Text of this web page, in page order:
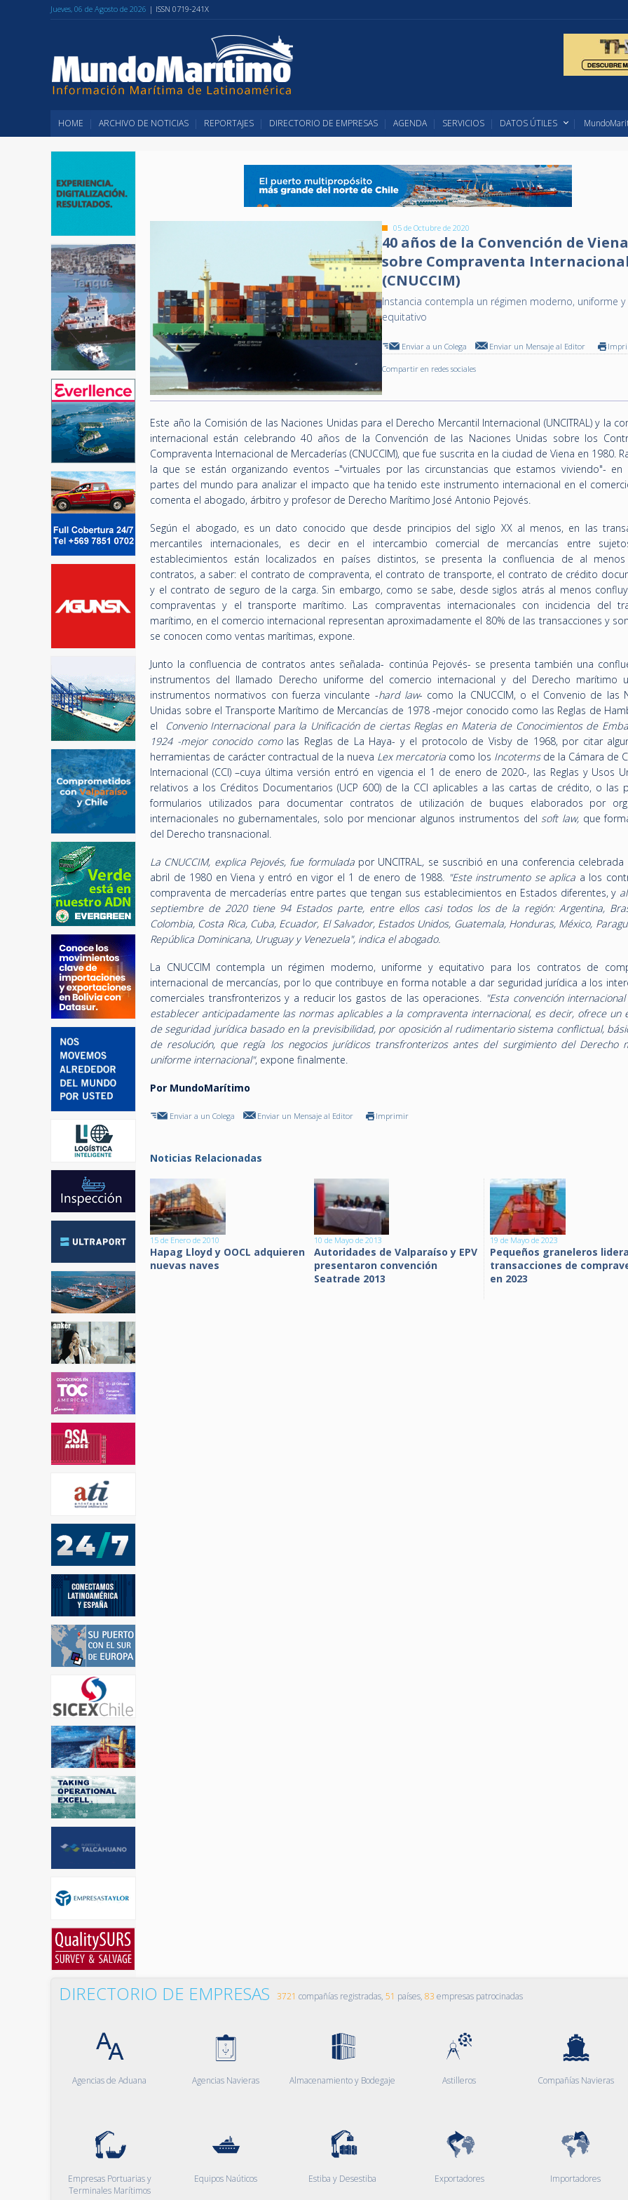
Jueves, 06 de Agosto de 2026 | ISSN 0719-241X
HOME ARCHIVO DE NOTICIAS REPORTAJES DIRECTORIO DE EMPRESAS AGENDA SERVICIOS DATOS ÚTILES
05 de Octubre de 2020
40 años de la Convención de
sobre Compraventa
(CNUCCIM)
Instancia contempla un régimen moderno, uniforme y
equitativo
Enviar a un Colega Enviar un Mensaje al Editor
Compartir en redes sociales
Este año la Comisión de las Naciones Unidas para el Derecho Mercantil Internacional (UNCITRAL) y la
internacional están celebrando 40 años de la Convención de las Naciones Unidas sobre los
Compraventa Internacional de Mercaderías (CNUCCIM), que fue suscrita en la ciudad de Viena en 1980.
la que se están organizando eventos –"virtuales por las circunstancias que estamos viviendo"- en
partes del mundo para analizar el impacto que ha tenido este instrumento internacional en el
comenta el abogado, árbitro y profesor de Derecho Marítimo José Antonio Pejovés.
Según el abogado, es un dato conocido que desde principios del siglo XX al menos, en las
mercantiles internacionales, es decir en el intercambio comercial de mercancías entre
establecimientos están localizados en países distintos, se presenta la confluencia de al
contratos, a saber: el contrato de compraventa, el contrato de transporte, el contrato de crédito
y el contrato de seguro de la carga. Sin embargo, como se sabe, desde siglos atrás al menos
compraventas y el transporte marítimo. Las compraventas internacionales con incidencia del
marítimo, en el comercio internacional representan aproximadamente el 80% de las transacciones y
se conocen como ventas marítimas, expone.
Junto la confluencia de contratos antes señalada- continúa Pejovés- se presenta también una
instrumentos del llamado Derecho uniforme del comercio internacional y del Derecho marítimo
instrumentos normativos con fuerza vinculante -hard law- como la CNUCCIM, o el Convenio de las
Unidas sobre el Transporte Marítimo de Mercancías de 1978 -mejor conocido como las Reglas de
el
Convenio Internacional para la Unificación de ciertas Reglasen Materia de Conocimientos de
1924 -mejor conocido comolas Reglas de La Haya- y el protocolo de Visby de 1968, por citar
herramientas de carácter contractual de la nueva Lex mercatoria como los Incotermsde la Cámara de
Internacional (CCI) –cuya última versión entró en vigencia el 1 de enero de 2020-, las Reglas y Usos
relativos a los Créditos Documentarios (UCP 600) de la CCI aplicables a las cartas de crédito, o las
formularios utilizados para documentar contratos de utilización de buques elaborados por
internacionales no gubernamentales, solo por mencionar algunos instrumentos delsoft law, que
del Derecho transnacional.
La CNUCCIM, explica Pejovés, fue formulada por UNCITRAL, se suscribió en una conferencia
abril de 1980 en Viena y entró en vigor el 1 de enero de 1988. "Este instrumento se aplica a los
compraventa de mercaderías entre partes que tengan sus establecimientos en Estados diferentes, y
septiembre de 2020 tiene 94 Estados parte, entre ellos casi todos los de la región: Argentina,
Colombia, Costa Rica, Cuba, Ecuador, El Salvador, Estados Unidos, Guatemala, Honduras, México,
República Dominicana, Uruguay y Venezuela", indica el abogado.
La CNUCCIM contempla un régimen moderno, uniforme y equitativo para los contratos de
internacional de mercancías, por lo que contribuye en forma notable a dar seguridad jurídica a los
comerciales transfronterizos y a reducir los gastos de las operaciones. "Esta convención
establecer anticipadamente las normas aplicables a la compraventa internacional, es decir, ofrece un
de seguridad jurídica basado en la previsibilidad, por oposición al rudimentario sistema conflictual,
de resolución, que regía los negocios jurídicos transfronterizos antes del surgimiento del Derecho
uniforme internacional", expone finalmente.
Por MundoMarítimo
Enviar a un Colega Enviar un Mensaje al Editor Imprimir
Noticias Relacionadas
15 de Enero de 2010
Hapag Lloyd y OOCL adquieren
nuevas naves
10 de Mayo de 2013
Autoridades de Valparaíso y EPV
presentaron convención
Seatrade 2013
19 de Mayo de 2023
Pequeños graneleros
transacciones de
en 2023
DIRECTORIO DE EMPRESAS 3721 compañías registradas, 51 países, 83 empresas patrocinadas
Agencias de Aduana Agencias Navieras Almacenamiento y Bodegaje Astilleros Compañías Navieras
Empresas Portuarias y
Terminales Marítimos
Equipos Naúticos Estiba y Desestiba Exportadores Importadores